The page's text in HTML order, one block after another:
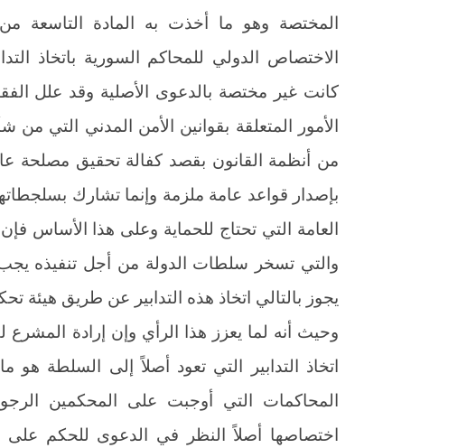
المختصة وهو ما أخذت به المادة التاسعة
الاختصاص الدولي للمحاكم السورية باتخاذ
كانت غير مختصة بالدعوى الأصلية وقد علل
الأمور المتعلقة بقوانين الأمن المدني التي
من أنظمة القانون بقصد كفالة تحقيق مصلحة
بإصدار قواعد عامة ملزمة وإنما تشارك
العامة التي تحتاج للحماية وعلى هذا الأساس
والتي تسخر سلطات الدولة من أجل تنفيذه
يجوز بالتالي اتخاذ هذه التدابير عن طريق هيئة
وحيث أنه لما يعزز هذا الرأي وإن إرادة
المحاكمات التي أوجبت على المحكمين
اختصاصها أصلاً النظر في الدعوى للحكم على